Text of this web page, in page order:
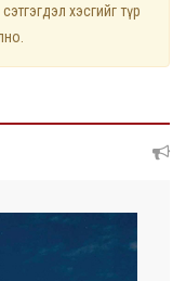
хэсгийг түр